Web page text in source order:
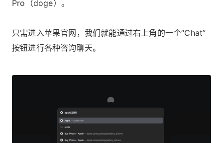
Pro（doge）。
只需进入苹果官网，我们就能通过右上角的一个“Chat”
按钮进行各种咨询聊天。